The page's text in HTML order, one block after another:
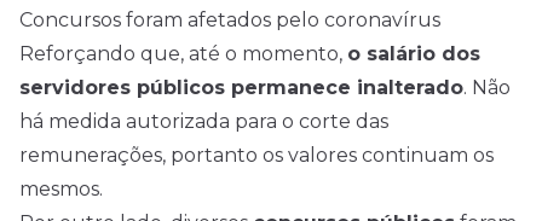
Concursos foram afetados pelo coronavírus
Reforçando que, até o momento, o salário dos
servidores públicos permanece inalterado. Não
há medida autorizada para o corte das
remunerações, portanto os valores continuam os
mesmos.